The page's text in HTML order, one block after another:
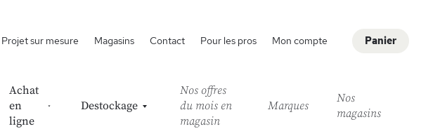
Panier
Projet sur mesure Magasins Contact Pour les pros Mon compte
Achat
en
ligne
Destockage
Nos offres
du mois en
magasin
Marques
Nos
magasins